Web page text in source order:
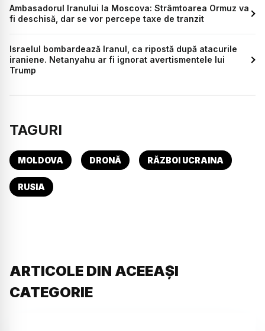
Ambasadorul Iranului la Moscova: Strâmtoarea Ormuz va
fi deschisă, dar se vor percepe taxe de tranzit
Israelul bombardează Iranul, ca ripostă după atacurile
iraniene. Netanyahu ar fi ignorat avertismentele lui
Trump
TAGURI
MOLDOVA DRONĂ RĂZBOI UCRAINA
RUSIA
ARTICOLE DIN ACEEAȘI
CATEGORIE